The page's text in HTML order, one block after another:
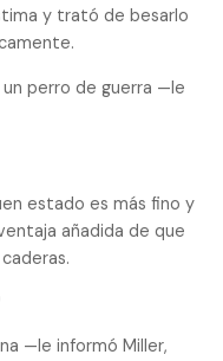
y trató de besarlo
un perro de guerra —le
estado es más fino y
añadida de que
—le informó Miller,